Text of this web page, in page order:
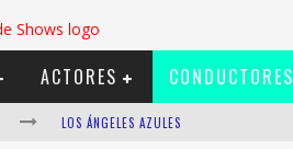
ACTORES CONDUCTORES
LOS ÁNGELES AZULES